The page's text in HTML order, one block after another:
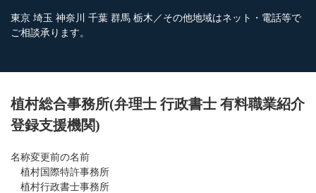
東京 埼玉 神奈川 千葉 群馬 栃木／その他地域はネット・電話等で
ご相談承ります。
植村総合事務所(弁理士 行政書士 有料職業紹介
登録支援機関)
名称変更前の名前
植村国際特許事務所
植村行政書士事務所